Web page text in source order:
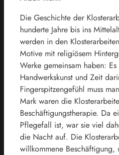
Die Geschichte der
hunderte Jahre bis ins
werden in den
Motive mit religiösem
Werke gemeinsam haben:
Handwerkskunst und Zeit
Fingerspitzengefühl muss
Mark waren die
Beschäftigungstherapie. Da
Pflegefall ist, war sie viel
die Nacht auf. Die
willkommene Beschäftigung,